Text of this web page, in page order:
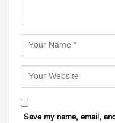
Save my name, email,